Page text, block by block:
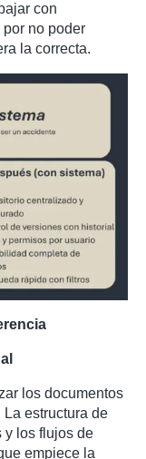
con
no poder
la correcta.
los documentos
estructura de
y los flujos de
empiece la